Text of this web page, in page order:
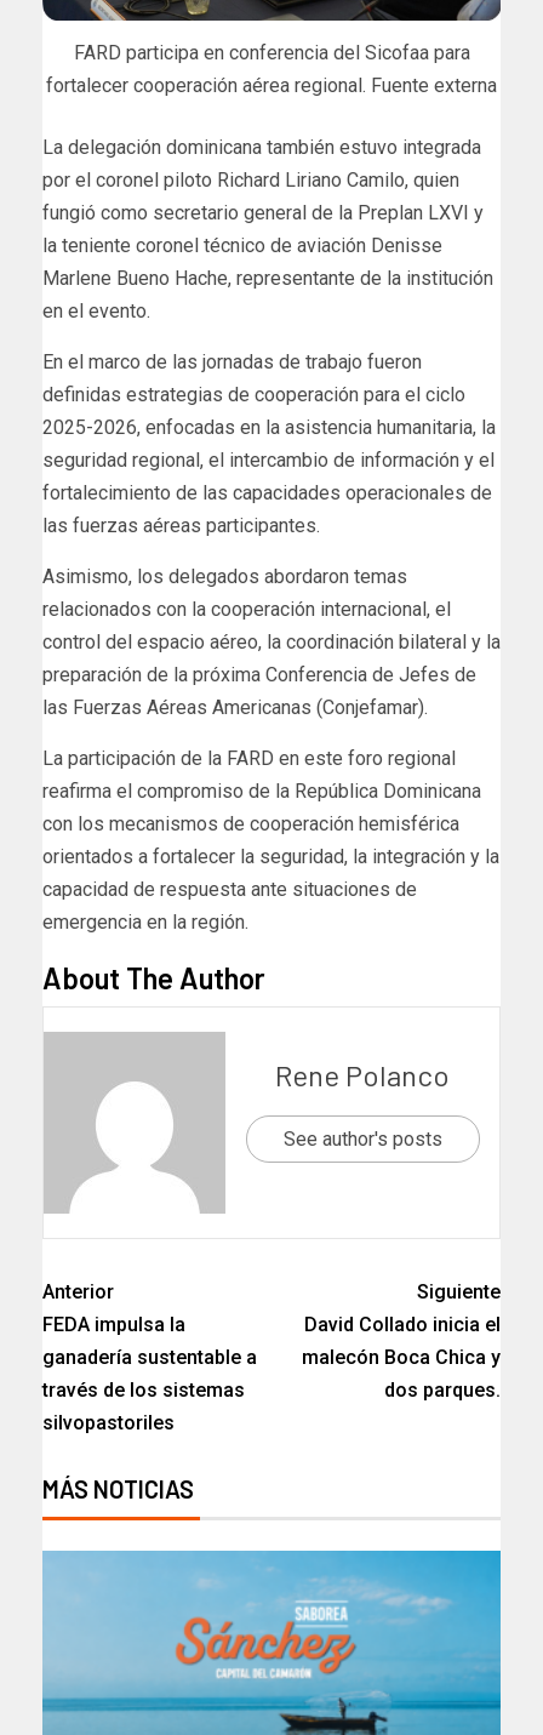
FARD participa en conferencia del Sicofaa para
fortalecer cooperación aérea regional. Fuente externa
La delegación dominicana también estuvo integrada
por el coronel piloto Richard Liriano Camilo, quien
fungió como secretario general de la Preplan LXVI y
la teniente coronel técnico de aviación Denisse
Marlene Bueno Hache, representante de la institución
en el evento.
En el marco de las jornadas de trabajo fueron
definidas estrategias de cooperación para el ciclo
2025-2026, enfocadas en la asistencia humanitaria, la
seguridad regional, el intercambio de información y el
fortalecimiento de las capacidades operacionales de
las fuerzas aéreas participantes.
Asimismo, los delegados abordaron temas
relacionados con la cooperación internacional, el
control del espacio aéreo, la coordinación bilateral y la
preparación de la próxima Conferencia de Jefes de
las Fuerzas Aéreas Americanas (Conjefamar).
La participación de la FARD en este foro regional
reafirma el compromiso de la República Dominicana
con los mecanismos de cooperación hemisférica
orientados a fortalecer la seguridad, la integración y la
capacidad de respuesta ante situaciones de
emergencia en la región.
About The Author
Rene Polanco
See author's posts
Anterior
FEDA impulsa la
ganadería sustentable a
través de los sistemas
silvopastoriles
Siguiente
David Collado inicia el
malecón Boca Chica y
dos parques.
MÁS NOTICIAS